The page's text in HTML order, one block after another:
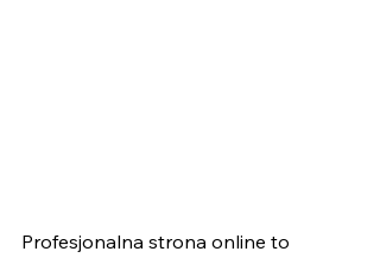
Profesjonalna strona online to